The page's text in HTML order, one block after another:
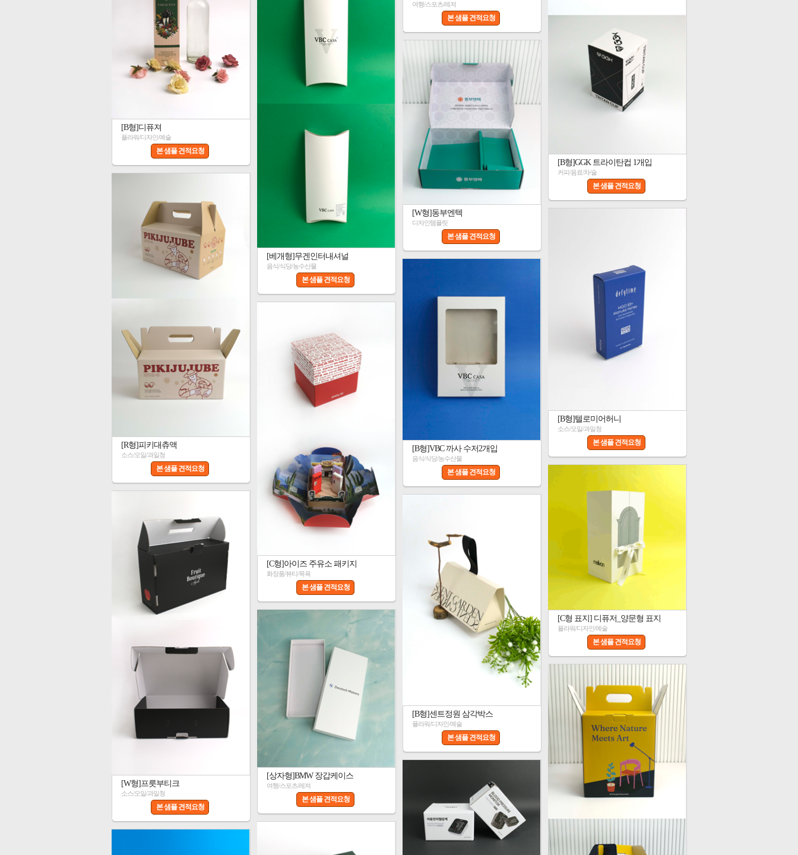
[B형]GGK 트라이탄컵 1개입
커피/음료/차/술
본 샘플 견적요청
여행/스포츠/레져
본 샘플 견적요청
[B형]디퓨져
플라워/디자인/예술
본 샘플 견적요청
[베개형]무겐인터내셔널
음식/식당/농수산물
본 샘플 견적요청
[W형]동부엔텍
디자인템플릿
본 샘플 견적요청
[R형]피키대츄액
소스/오일/과일청
본 샘플 견적요청
[B형]텔로미어허니
소스/오일/과일청
본 샘플 견적요청
[B형]VBC 까사 수저2개입
음식/식당/농수산물
본 샘플 견적요청
[C형]아이즈 주유소 패키지
화장품/뷰티/목욕
본 샘플 견적요청
[C형 표지] 디퓨저_양문형 표지
플라워/디자인/예술
본 샘플 견적요청
[W형]프릇부티크
소스/오일/과일청
본 샘플 견적요청
[B형]센트정원 삼각박스
플라워/디자인/예술
본 샘플 견적요청
[상자형]BMW 장갑케이스
여행/스포츠/레져
본 샘플 견적요청